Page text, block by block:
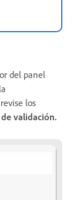
del panel
los
validación.